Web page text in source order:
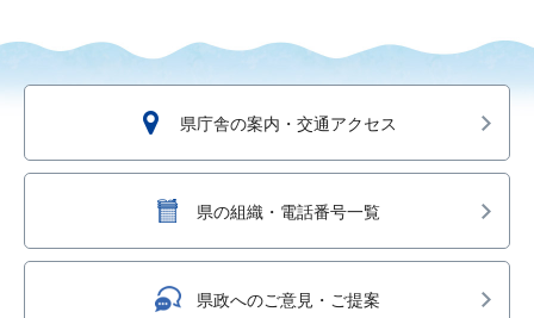
県庁舎の案内・交通アクセス
県の組織・電話番号一覧
県政へのご意見・ご提案